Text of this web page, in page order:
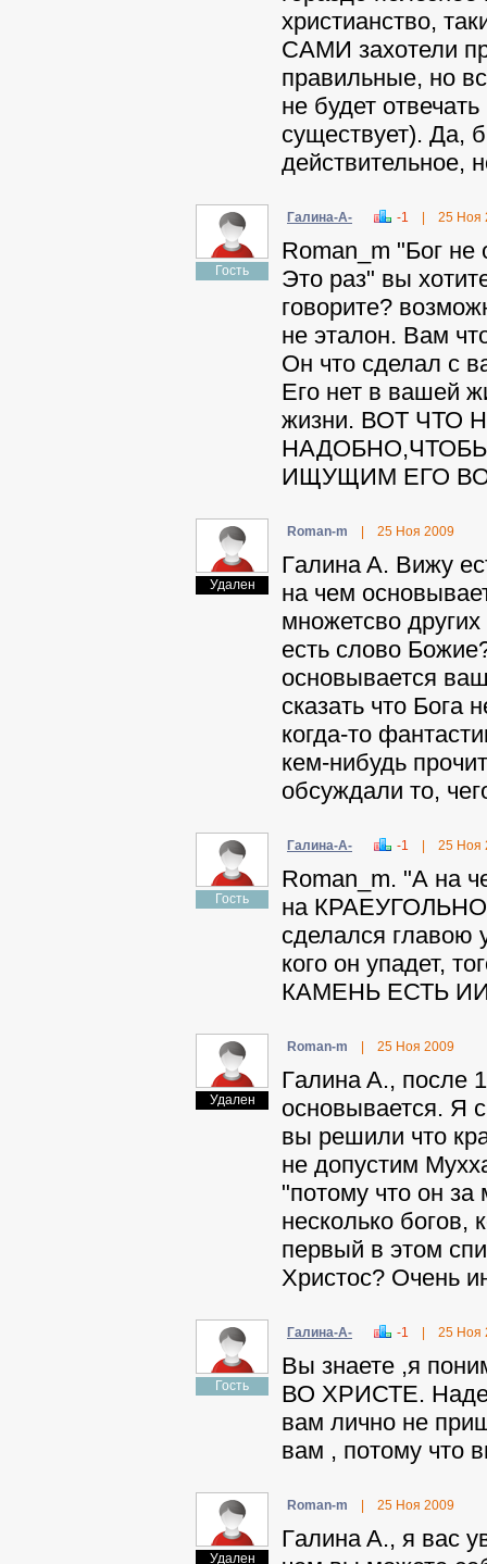
христианство,
САМИ захотели
правильные, но
не будет
существует). Да,
действительное,
Гость
Гaлинa-A- -1 25 Ноя
Roman_m "Бог не
Это раз" вы
говорите?
не эталон. Вам
Он что сделал с
Его нет в вашей
жизни. ВОТ
ИЩУЩИМ ЕГО
Удален
Roman-m 25 Ноя 2009
Гaлинa A. Вижу
на чем
множетсво
есть слово
основывается
сказать что Бога
когда-то
кем-нибудь
обсуждали то,
Гость
Гaлинa-A- -1 25 Ноя
Roman_m. "А на
на
сделался главою
кого он упадет,
КАМЕНЬ ЕСТЬ
Удален
Roman-m 25 Ноя 2009
Гaлинa A., после
основывается. Я
вы решили что
не допустим
"потому что он
несколько
первый в этом
Христос? Очень
Гость
Гaлинa-A- -1 25 Ноя
Вы знаете ,я
ВО ХРИСТЕ.
вам лично не
вам , потому что
Удален
Roman-m 25 Ноя 2009
Гaлинa A., я вас